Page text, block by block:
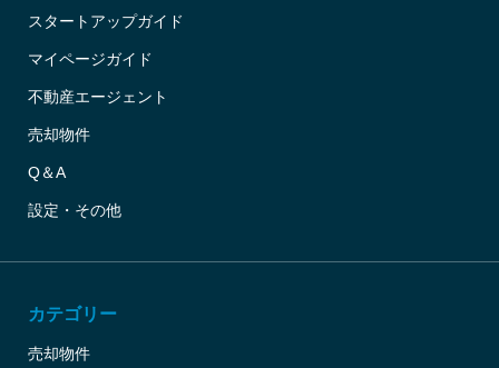
スタートアップガイド
マイページガイド
不動産エージェント
売却物件
Q＆A
設定・その他
カテゴリー
売却物件